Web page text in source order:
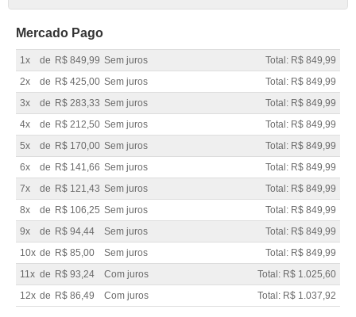
Mercado Pago
1x de R$ 849,99 Sem juros
Total: R$ 849,99
2x
de R$ 425,00 Sem juros
Total: R$ 849,99
3x
de R$ 283,33 Sem juros
Total: R$ 849,99
4x
de R$ 212,50 Sem juros
Total: R$ 849,99
5x
de R$ 170,00 Sem juros
Total: R$ 849,99
6x
de R$ 141,66 Sem juros
Total: R$ 849,99
7x
de R$ 121,43 Sem juros
Total: R$ 849,99
8x
de R$ 106,25 Sem juros
Total: R$ 849,99
9x
de R$ 94,44 Sem juros
Total: R$ 849,99
10x de R$ 85,00 Sem juros
Total: R$ 849,99
11x de R$ 93,24 Com juros
Total: R$ 1.025,60
12x de R$ 86,49 Com juros Total: R$ 1.037,92